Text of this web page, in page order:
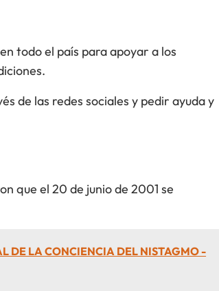
todo el país para apoyar a los
de las redes sociales y pedir ayuda y
que el 20 de junio de 2001 se
DE LA CONCIENCIA DEL NISTAGMO -